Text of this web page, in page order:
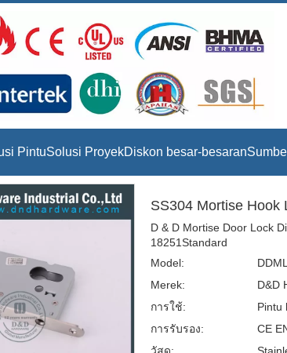
PintuSolusi ProyekDiskon besar-besaran
SS304 Mortise Hook
D & D Mortise Door Lock
18251Standard
Model:
Merek:
D&D
การใช้:
Pintu
การรับรอง:
CE